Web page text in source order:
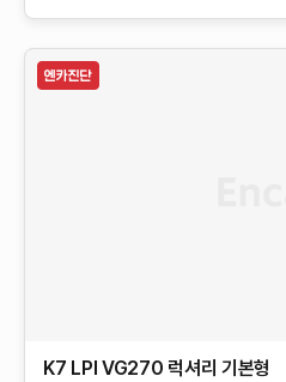
K7 LPI VG270 럭셔리 기본형